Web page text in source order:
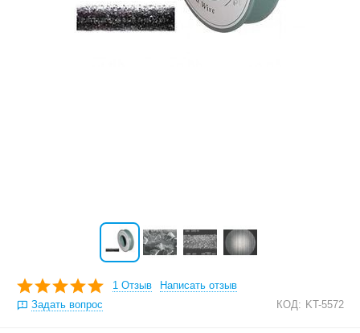
1 Отзыв
Написать отзыв
Задать вопрос
КОД: KT-5572